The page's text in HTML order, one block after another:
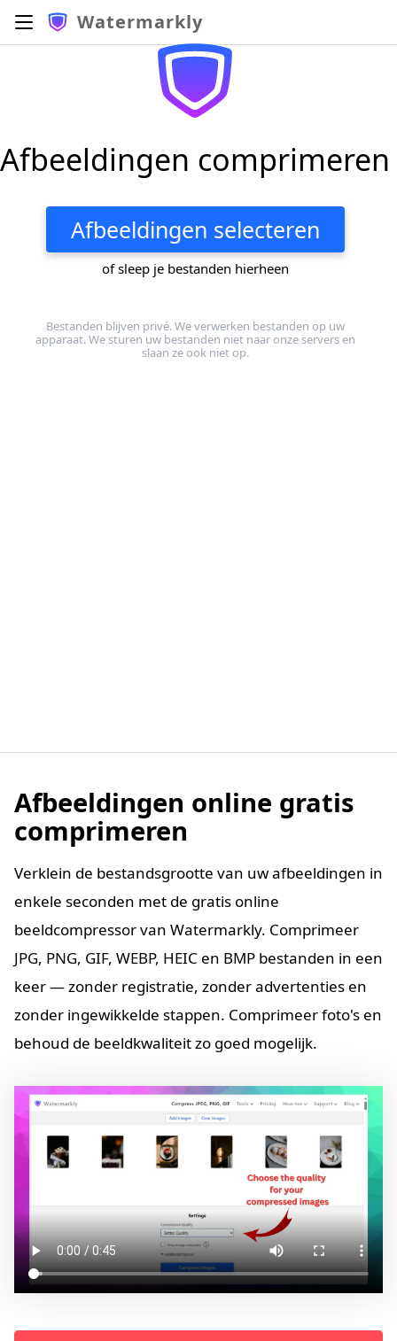
Watermarkly
Afbeeldingen comprimeren
Afbeeldingen selecteren
of sleep je bestanden hierheen
Bestanden blijven privé. We verwerken bestanden op uw
apparaat. We sturen uw bestanden niet naar onze servers en
slaan ze ook niet op.
Afbeeldingen online gratis
comprimeren
Verklein de bestandsgrootte van uw afbeeldingen in
enkele seconden met de gratis online
beeldcompressor van Watermarkly. Comprimeer
JPG, PNG, GIF, WEBP, HEIC en BMP bestanden in een
keer — zonder registratie, zonder advertenties en
zonder ingewikkelde stappen. Comprimeer foto's en
behoud de beeldkwaliteit zo goed mogelijk.